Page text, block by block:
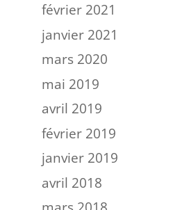
février 2021
janvier 2021
mars 2020
mai 2019
avril 2019
février 2019
janvier 2019
avril 2018